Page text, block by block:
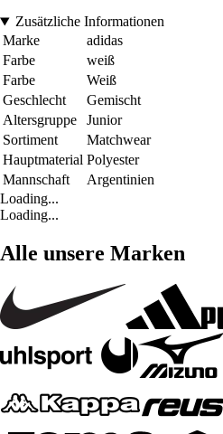
Zusätzliche Informationen
Marke
adidas
Farbe
weiß
Farbe
Weiß
Geschlecht
Gemischt
Altersgruppe
Junior
Sortiment
Matchwear
Hauptmaterial Polyester
Mannschaft
Argentinien
Loading...
Loading...
Alle unsere Marken